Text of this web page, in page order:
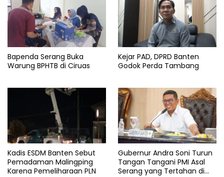
Bapenda Serang Buka
Warung BPHTB di Ciruas
Kejar PAD, DPRD Banten
Godok Perda Tambang
Kadis ESDM Banten Sebut
Pemadaman Malingping
Karena Pemeliharaan PLN
Gubernur Andra Soni Turun
Tangan Tangani PMI Asal
Serang yang Tertahan di